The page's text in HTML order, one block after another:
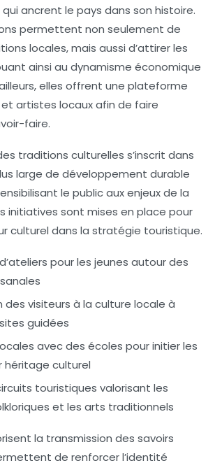
ancrent le pays dans son histoire.
permettent non seulement de
locales, mais aussi d’attirer les
ainsi au dynamisme économique
elles offrent une plateforme
artistes locaux afin de faire
faire.
traditions culturelles s’inscrit dans
large de développement durable
le public aux enjeux de la
initiatives sont mises en place pour
culturel dans la stratégie touristique.
pour les jeunes autour des
des visiteurs à la culture locale à
guidées
avec des écoles pour initier les
héritage culturel
touristiques valorisant les
et les arts traditionnels
la transmission des savoirs
de renforcer l’identité